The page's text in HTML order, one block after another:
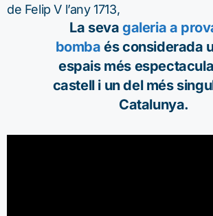
de Felip V l’any 1713,
La seva galeria a
bomba és considerada
espais més
castell i un del més
Catalunya.